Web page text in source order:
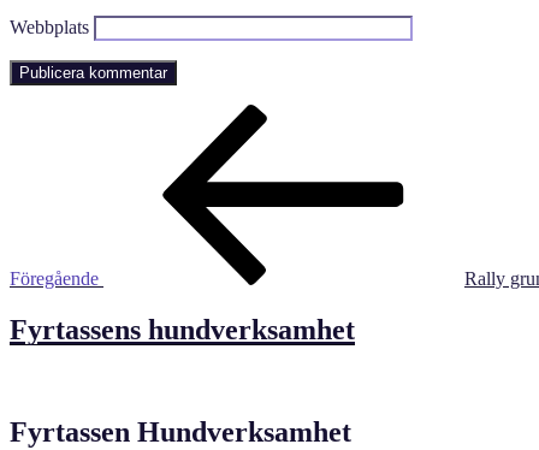
Webbplats
Inläggsnavigering
Föregående Rally
Fyrtassens hundverksamhet
Fyrtassen Hundverksamhet